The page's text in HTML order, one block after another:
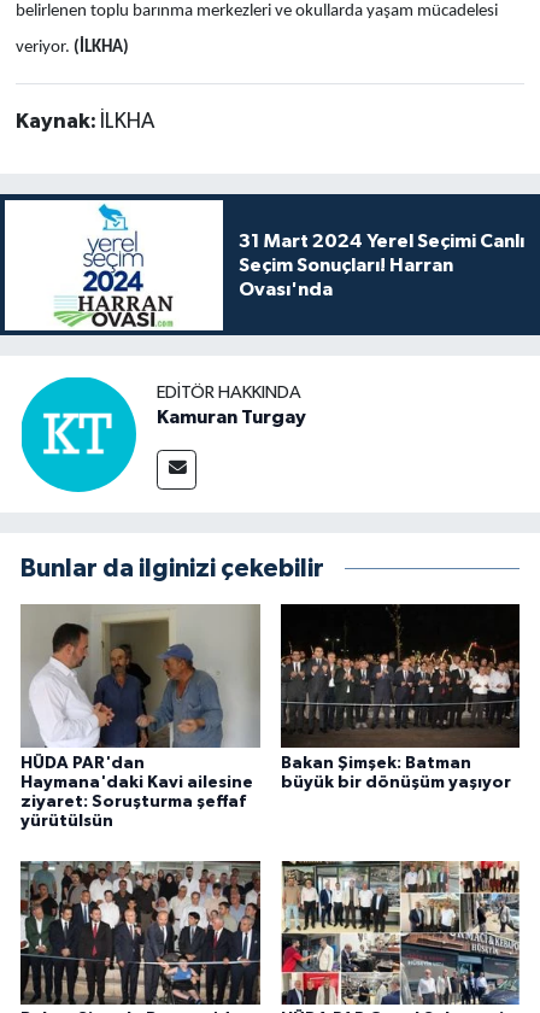
belirlenen toplu barınma merkezleri ve okullarda yaşam mücadelesi
veriyor. (İLKHA)
Kaynak: İLKHA
31 Mart 2024 Yerel Seçimi Canlı
Seçim Sonuçları! Harran
Ovası'nda
EDITÖR HAKKINDA
Kamuran Turgay
Bunlar da ilginizi çekebilir
HÜDA PAR'dan
Haymana'daki Kavi ailesine
ziyaret: Soruşturma şeffaf
yürütülsün
Bakan Şimşek: Batman
büyük bir dönüşüm yaşıyor